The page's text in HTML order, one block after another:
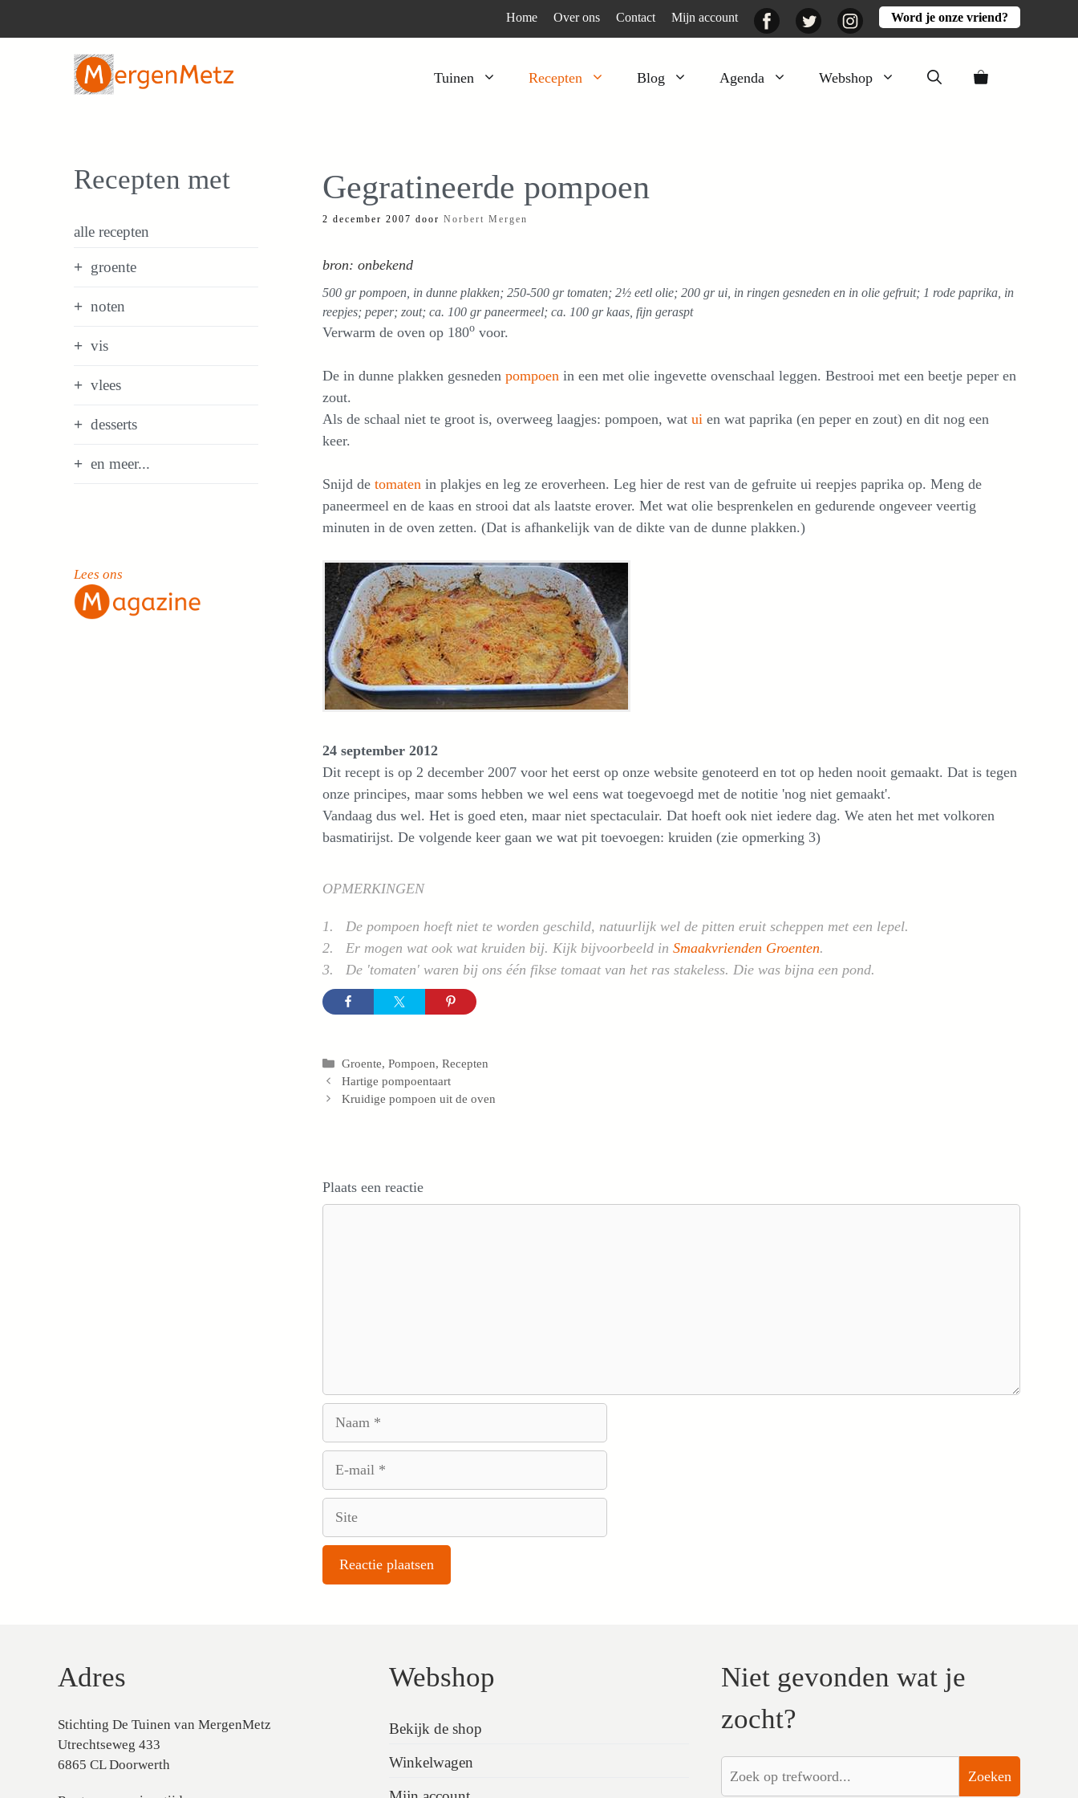
Home Over ons Contact Mijn account FacebookTwitter InstagramWord je onze vriend?
Tuinen Recepten Blog Agenda Webshop
Kruiden
Moestuin
Peulgroenten
Bladgroenten
Gegratineerde pompoen
2 december 2007 door Norbert Mergen
bron: onbekend
500 gr pompoen, in dunne plakken; 250-500 gr tomaten; 2½ eetl olie; 200 gr ui, in ringen gesneden en in olie gefruit; 1 rode paprika, in
reepjes; peper; zout; ca. 100 gr paneermeel; ca. 100 gr kaas, fijn geraspt
Verwarm de oven op 180o voor.
De in dunne plakken gesneden pompoen in een met olie ingevette ovenschaal leggen. Bestrooi met een beetje peper en
zout.
Als de schaal niet te groot is, overweeg laagjes: pompoen, wat ui en wat paprika (en peper en zout) en dit nog een
keer.
Snijd de tomaten in plakjes en leg ze eroverheen. Leg hier de rest van de gefruite ui reepjes paprika op. Meng de
paneermeel en de kaas en strooi dat als laatste erover. Met wat olie besprenkelen en gedurende ongeveer veertig
minuten in de oven zetten. (Dat is afhankelijk van de dikte van de dunne plakken.)
24 september 2012
Dit recept is op 2 december 2007 voor het eerst op onze website genoteerd en tot op heden nooit gemaakt. Dat is tegen
onze principes, maar soms hebben we wel eens wat toegevoegd met de notitie 'nog niet gemaakt'.
Vandaag dus wel. Het is goed eten, maar niet spectaculair. Dat hoeft ook niet iedere dag. We aten het met volkoren
basmatirijst. De volgende keer gaan we wat pit toevoegen: kruiden (zie opmerking 3)
OPMERKINGEN
1. De pompoen hoeft niet te worden geschild, natuurlijk wel de pitten eruit scheppen met een lepel.
2. Er mogen wat ook wat kruiden bij. Kijk bijvoorbeeld in Smaakvrienden Groenten.
3. De 'tomaten' waren bij ons één fikse tomaat van het ras stakeless. Die was bijna een pond.
Categorieën
Groente,Pompoen,Recepten
Hartige pompoentaart
Kruidige pompoen uit de oven
Plaats een reactie
Recepten met
alle recepten
groente
noten
vis
vlees
desserts
en meer...
Lees ons
Adres
Stichting De Tuinen van MergenMetz
Utrechtseweg 433
6865 CL Doorwerth
Webshop
Bekijk de shop
Winkelwagen
Niet gevonden wat je
zocht?
Zoeken